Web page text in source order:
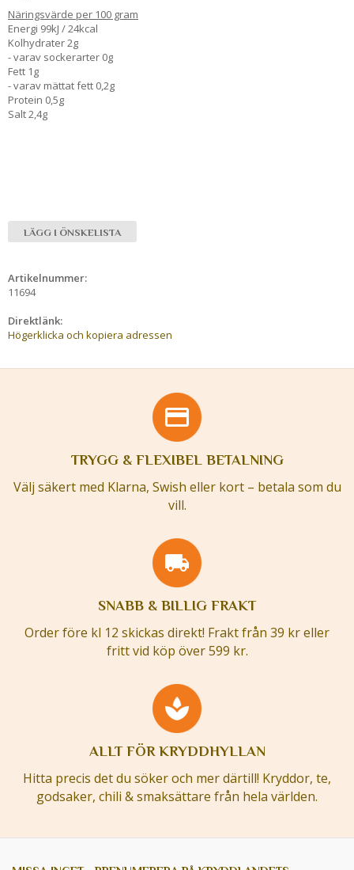
Näringsvärde per 100 gram
Energi 99kJ / 24kcal
Kolhydrater 2g
- varav sockerarter 0g
Fett 1g
- varav mättat fett 0,2g
Protein 0,5g
Salt 2,4g
LÄGG I ÖNSKELISTA
Artikelnummer:
11694
Direktlänk:
Högerklicka och kopiera adressen
TRYGG & FLEXIBEL BETALNING
Välj säkert med Klarna, Swish eller kort – betala som du
vill.
SNABB & BILLIG FRAKT
Order före kl 12 skickas direkt! Frakt från 39 kr eller
fritt vid köp över 599 kr.
ALLT FÖR KRYDDHYLLAN
Hitta precis det du söker och mer därtill! Kryddor, te,
godsaker, chili & smaksättare från hela världen.